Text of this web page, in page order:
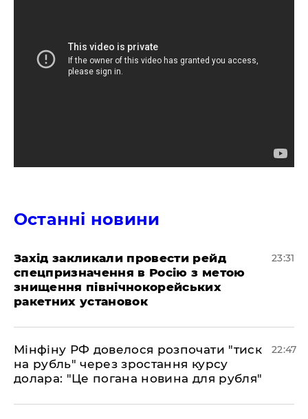
Останні новини
​Захід закликали провести рейд
спецпризначення в Росію з метою
знищення північнокорейських
ракетних установок
23:31
​Мінфіну РФ довелося розпочати "тиск
на рубль" через зростання курсу
долара: "Це погана новина для рубля"
22:47